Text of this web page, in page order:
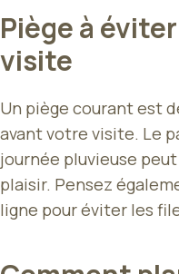
Piège à
visite
Un piège courant est
avant votre visite. Le
journée pluvieuse
plaisir. Pensez
ligne pour éviter les